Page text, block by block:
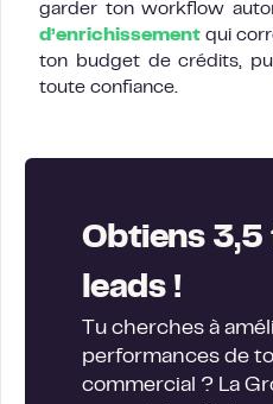
garder ton workflow
d’enrichissement qui
ton budget de crédits,
toute confiance.
Obtiens 3,5
leads !
Tu cherches à
performances de
commercial ? La